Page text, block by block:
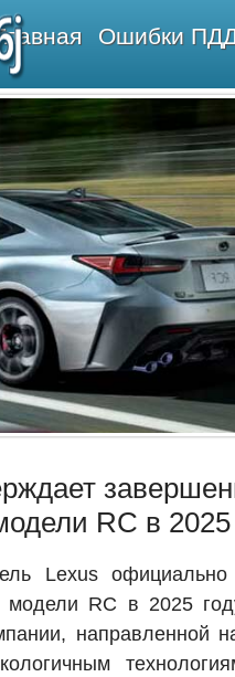
Ошибки
RC в 2025
Lexus
модели RC в 2025
направленной